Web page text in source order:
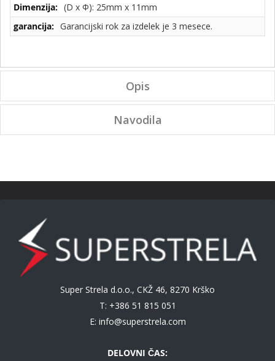
(D x Φ): 25mm x 11mm
Garancijski rok za izdelek je 3 mesece.
Opis
Navodila
Super Strela d.o.o., CKŽ 46, 8270 Krško
T: +386 51 815 051
E: info@superstrela.com
DELOVNI ČAS: